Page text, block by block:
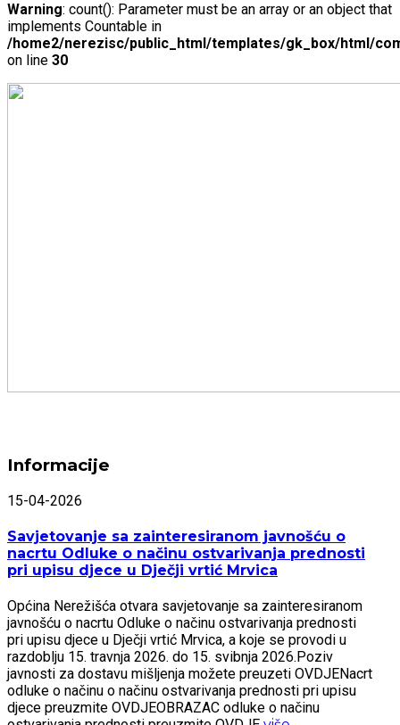
Warning: count(): Parameter must be an array or an object that
implements Countable in
/home2/nerezisc/public_html/templates/gk_box/html/
on line 30
Informacije
15-04-2026
Savjetovanje sa zainteresiranom javnošću o
nacrtu Odluke o načinu ostvarivanja prednosti
pri upisu djece u Dječji vrtić Mrvica
Općina Nerežišća otvara savjetovanje sa zainteresiranom
javnošću o nacrtu Odluke o načinu ostvarivanja prednosti
pri upisu djece u Dječji vrtić Mrvica, a koje se provodi u
razdoblju 15. travnja 2026. do 15. svibnja 2026.Poziv
javnosti za dostavu mišljenja možete preuzeti OVDJENacrt
odluke o načinu o načinu ostvarivanja prednosti pri upisu
djece preuzmite OVDJEOBRAZAC odluke o načinu